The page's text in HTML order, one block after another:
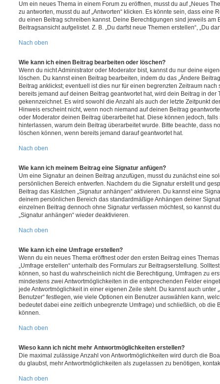
Um ein neues Thema in einem Forum zu eröffnen, musst du auf „Neues
zu antworten, musst du auf „Antworten“ klicken. Es könnte sein, dass eine
du einen Beitrag schreiben kannst. Deine Berechtigungen sind jeweils am
Beitragsansicht aufgelistet. Z. B. „Du darfst neue Themen erstellen“, „Du
Nach oben
Wie kann ich einen Beitrag bearbeiten oder löschen?
Wenn du nicht Administrator oder Moderator bist, kannst du nur deine
löschen. Du kannst einen Beitrag bearbeiten, indem du das „Ändere
Beitrag anklickst; eventuell ist dies nur für einen begrenzten Zeitraum
bereits jemand auf deinen Beitrag geantwortet hat, wird dein Beitrag in der
gekennzeichnet. Es wird sowohl die Anzahl als auch der letzte Zeitpunkt
Hinweis erscheint nicht, wenn noch niemand auf deinen Beitrag
oder Moderator deinen Beitrag überarbeitet hat. Diese können jedoch,
hinterlassen, warum dein Beitrag überarbeitet wurde. Bitte beachte, dass
löschen können, wenn bereits jemand darauf geantwortet hat.
Nach oben
Wie kann ich meinem Beitrag eine Signatur anfügen?
Um eine Signatur an deinen Beitrag anzufügen, musst du zunächst eine
persönlichen Bereich entwerfen. Nachdem du die Signatur erstellt und
Beitrag das Kästchen „Signatur anhängen“ aktivieren. Du kannst eine
deinem persönlichen Bereich das standardmäßige Anhängen deiner
einzelnen Beitrag dennoch ohne Signatur verfassen möchtest, so kannst
„Signatur anhängen“ wieder deaktivieren.
Nach oben
Wie kann ich eine Umfrage erstellen?
Wenn du ein neues Thema eröffnest oder den ersten Beitrag eines
„Umfrage erstellen“ unterhalb des Formulars zur Beitragserstellung.
können, so hast du wahrscheinlich nicht die Berechtigung, Umfragen zu
mindestens zwei Antwortmöglichkeiten in die entsprechenden Felder
jede Antwortmöglichkeit in einer eigenen Zeile steht. Du kannst auch unter
Benutzer“ festlegen, wie viele Optionen ein Benutzer auswählen kann,
bedeutet dabei eine zeitlich unbegrenzte Umfrage) und schließlich, ob die
können.
Nach oben
Wieso kann ich nicht mehr Antwortmöglichkeiten erstellen?
Die maximal zulässige Anzahl von Antwortmöglichkeiten wird durch die
du glaubst, mehr Antwortmöglichkeiten als zugelassen zu benötigen,
Nach oben